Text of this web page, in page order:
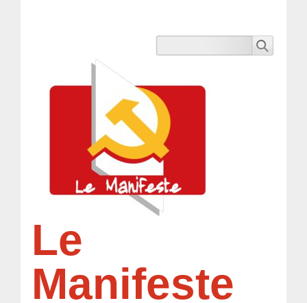
Le
Manifeste